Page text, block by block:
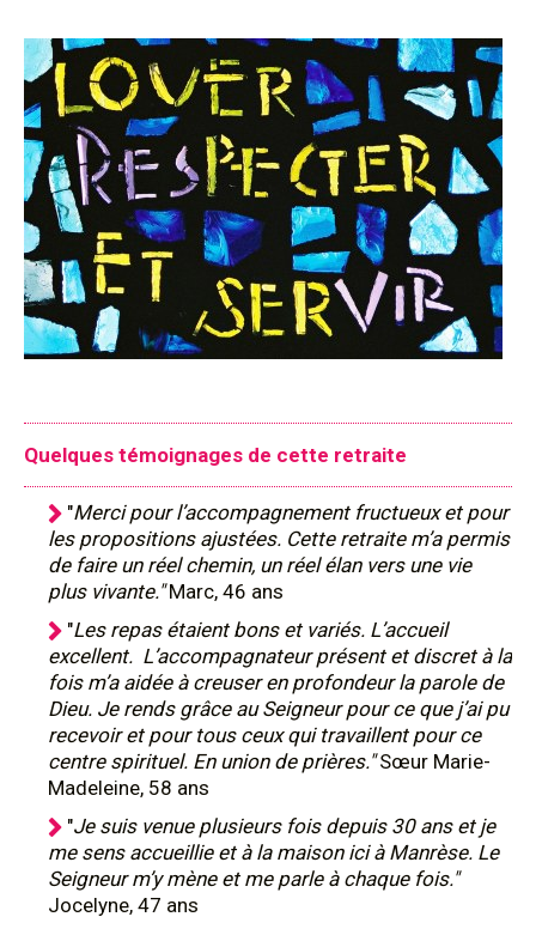
Quelques témoignages de cette retraite
"Merci pour l’accompagnement fructueux et pour
les propositions ajustées. Cette retraite m’a permis
de faire un réel chemin, un réel élan vers une vie
plus vivante."Marc, 46 ans
"Les repas étaient bons et variés. L’accueil
excellent. L’accompagnateur présent et discret à la
fois m’a aidée à creuser en profondeur la parole de
Dieu. Je rends grâce au Seigneur pour ce que j’ai pu
recevoir et pour tous ceux qui travaillent pour ce
centre spirituel. En union de prières."Sœur Marie-
Madeleine, 58 ans
"Je suis venue plusieurs fois depuis 30 ans et je
me sens accueillie et à la maison ici à Manrèse. Le
Seigneur m’y mène et me parle à chaque fois."
Jocelyne, 47 ans